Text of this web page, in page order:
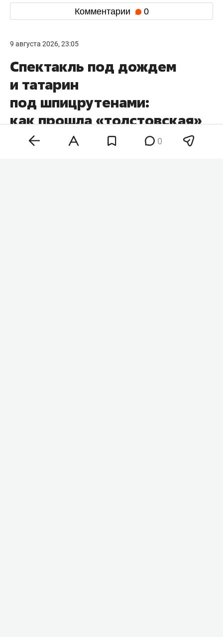
Комментарии 0
9 августа 2026, 23:05
Спектакль под дождем
и татарин
под шпицрутенами:
как прошла «толстовская»
лаборатория Казанского
0